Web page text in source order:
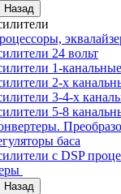
Назад
24 вольт
1-канальные
2-х
3-4-х
5-8
баса
с DSP
Назад